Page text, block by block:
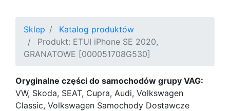
Sklep
Katalog produktów
Produkt: ETUI iPhone SE 2020,
GRANATOWE [000051708G530]
Oryginalne części do samochodów grupy VAG:
VW, Skoda, SEAT, Cupra, Audi, Volkswagen
Classic, Volkswagen Samochody Dostawcze